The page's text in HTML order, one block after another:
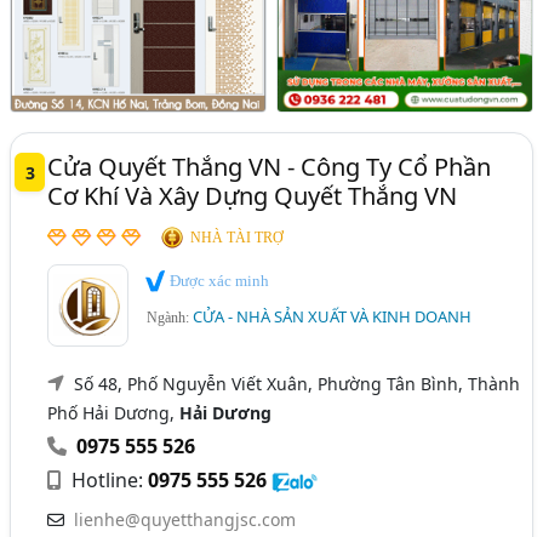
3
Cửa Quyết Thắng VN - Công Ty Cổ Phần
Cơ Khí Và Xây Dựng Quyết Thắng VN
NHÀ TÀI TRỢ
Được xác minh
Ngành:CỬA - NHÀ SẢN XUẤT VÀ KINH DOANH
Số 48, Phố Nguyễn Viết Xuân, Phường Tân Bình, Thành
Phố Hải Dương, Hải Dương
0975 555 526
Hotline:0975 555 526
lienhe@quyetthangjsc.com